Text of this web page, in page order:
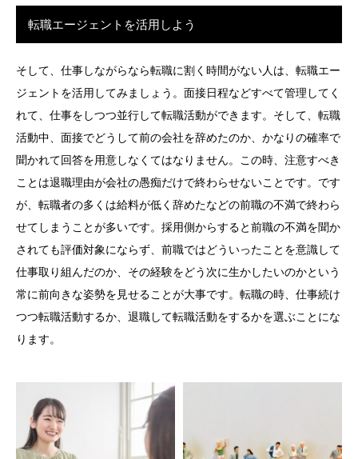
転職エージェントを活用しよう
そして、仕事しながらなら転職に割く時間がない人は、転職エー
ジェントを活用してみましょう。面接日程などすべて管理してく
れて、仕事をしつつ並行して転職活動ができます。そして、転職
活動中、面接でどうして前の会社を辞めたのか、かなりの確率で
聞かれて回答を用意しなくてはなりません。この時、注意すべき
ことは退職理由が会社の愚痴だけで終わらせないことです。です
が、転職者の多くは給料が低く辞めたなどの前職の不満で終わら
せてしまうことが多いです。採用側からすると前職の不満を聞か
されても評価対象にならず、前職ではどういったことを意識して
仕事取り組んだのか、その経験をどう次に生かしたいのかという
常に前向きな姿勢を見せることが大事です。転職の時、仕事続け
つつ転職活動するか、退職して転職活動をするかを選ぶことにな
ります。